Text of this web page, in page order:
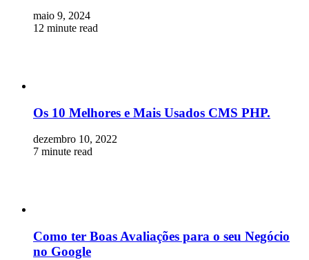
maio 9, 2024
12 minute read
Os 10 Melhores e Mais Usados CMS PHP.
dezembro 10, 2022
7 minute read
Como ter Boas Avaliações para o seu Negócio
no Google